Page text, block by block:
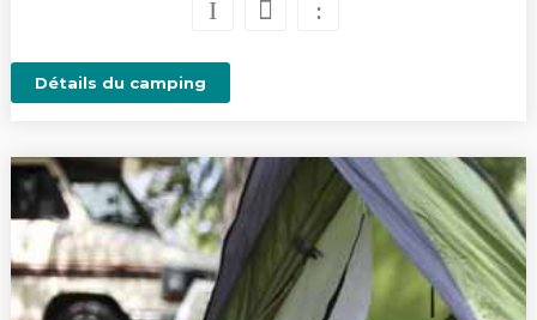
Détails du camping